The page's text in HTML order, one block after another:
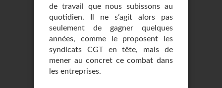
de travail que nous subissons au
quotidien. Il ne s’agit alors pas
seulement de gagner quelques
années, comme le proposent les
syndicats CGT en tête, mais de
mener au concret ce combat dans
les entreprises.